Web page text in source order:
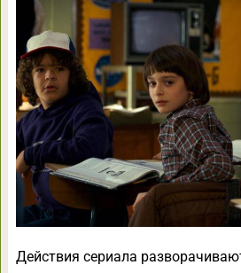
Действия сериала